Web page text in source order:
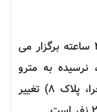
که طی ۱۰ جلسه ۴ ساعته برگزار می
به مترو
تجریش، کوچه ماهروزاده، جنب بن بست صحرا، پلاک ۸) تغییر